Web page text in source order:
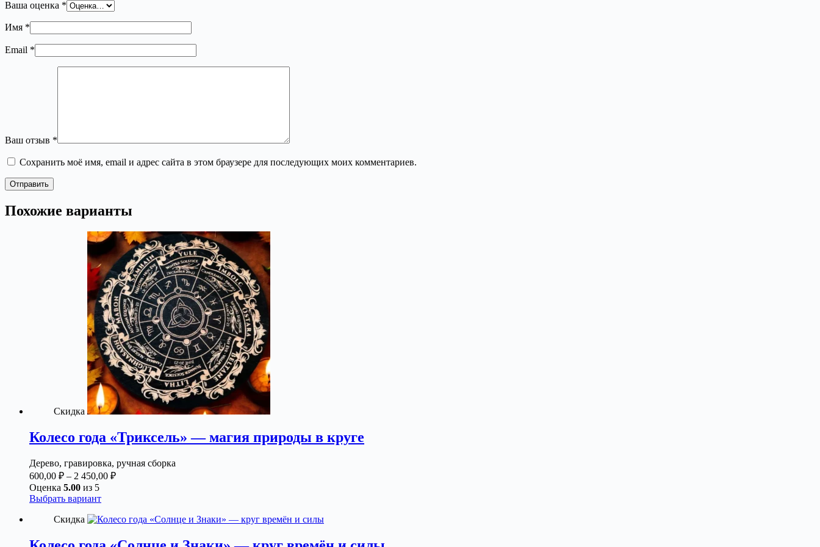
Ваша оценка *
Имя *
Email *
Ваш отзыв *
Сохранить моё имя, email и адрес сайта в этом браузере для последующих моих комментариев.
Отправить
Похожие варианты
Скидка
Колесо года «Триксель» — магия природы в круге
Дерево, гравировка, ручная сборка
600,00 ₽ – 2 450,00 ₽Диапазон
2
Оценка 5.00 из 5
Выбрать вариантЭтот
имеет
вариаций.
Скидка